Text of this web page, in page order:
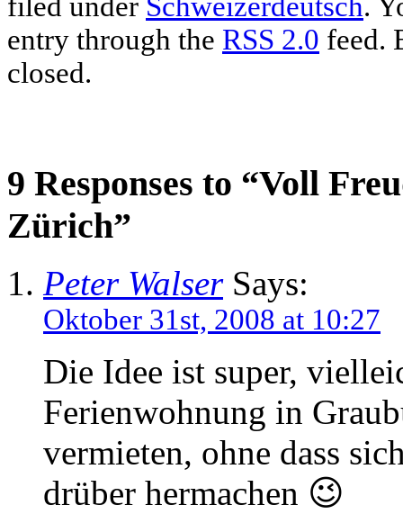
entry through the RSS 2.0 feed.
closed.
9 Responses to “Voll
Zürich”
Peter WalserSays:
Oktober 31st, 2008 at 10:27
Die Idee ist super,
Ferienwohnung in
vermieten, ohne dass
drüber hermachen 😉